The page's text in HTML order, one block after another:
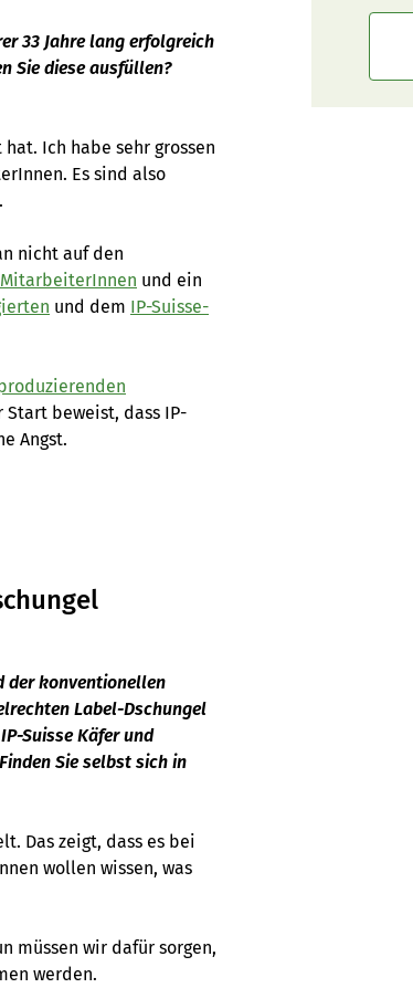
33 Jahre lang erfolgreich
Sie diese ausfüllen?
hat. Ich habe sehr grossen
Es sind also
nicht auf den
MitarbeiterInnen und ein
und dem IP-Suisse-
beweist, dass IP-
Angst.
der konventionellen
Label-Dschungel
Suisse Käfer und
Sie selbst sich in
Das zeigt, dass es bei
wollen wissen, was
müssen wir dafür sorgen,
werden.